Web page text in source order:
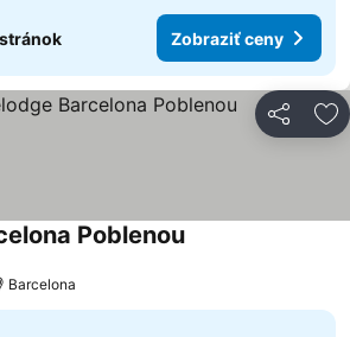
Zobraziť ceny
Zdieľať
Poblenou
Barcelona